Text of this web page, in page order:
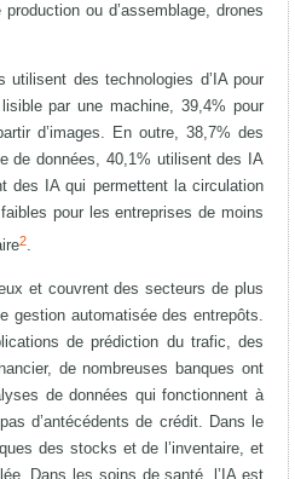
ou d’assemblage, drones
utilisent des technologies d’IA pour
par une machine, 39,4% pour
d’images. En outre, 38,7% des
de données, 40,1% utilisent des IA
des IA qui permettent la circulation
pour les entreprises de moins
2.
et couvrent des secteurs de plus
automatisée des entrepôts.
de prédiction du trafic, des
de nombreuses banques ont
de données qui fonctionnent à
d’antécédents de crédit. Dans le
des stocks et de l’inventaire, et
Dans les soins de santé, l’IA est